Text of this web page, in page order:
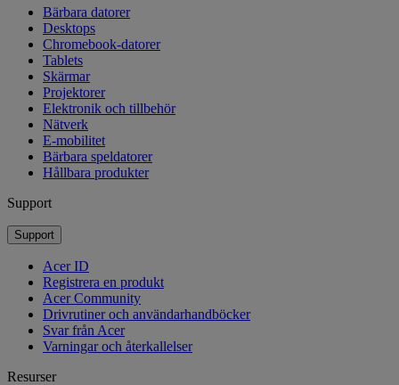
Bärbara datorer
Desktops
Chromebook-datorer
Tablets
Skärmar
Projektorer
Elektronik och tillbehör
Nätverk
E-mobilitet
Bärbara speldatorer
Hållbara produkter
Support
Support
Acer ID
Registrera en produkt
Acer Community
Drivrutiner och användarhandböcker
Svar från Acer
Varningar och återkallelser
Resurser